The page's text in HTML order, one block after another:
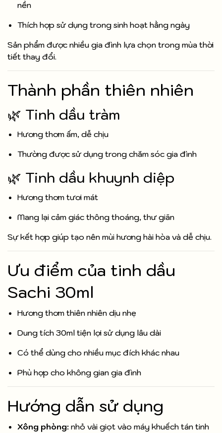
nền
Thích hợp sử dụng trong sinh hoạt hằng ngày
Sản phẩm được nhiều gia đình lựa chọn trong mùa thời
tiết thay đổi.
Thành phần thiên nhiên
🌿 Tinh dầu tràm
Hương thơm ấm, dễ chịu
Thường được sử dụng trong chăm sóc gia đình
🌿 Tinh dầu khuynh diệp
Hương thơm tươi mát
Mang lại cảm giác thông thoáng, thư giãn
Sự kết hợp giúp tạo nên mùi hương hài hòa và dễ chịu.
Ưu điểm của tinh dầu
Sachi 30ml
Hương thơm thiên nhiên dịu nhẹ
Dung tích 30ml tiện lợi sử dụng lâu dài
Có thể dùng cho nhiều mục đích khác nhau
Phù hợp cho không gian gia đình
Hướng dẫn sử dụng
Xông phòng: nhỏ vài giọt vào máy khuếch tán tinh